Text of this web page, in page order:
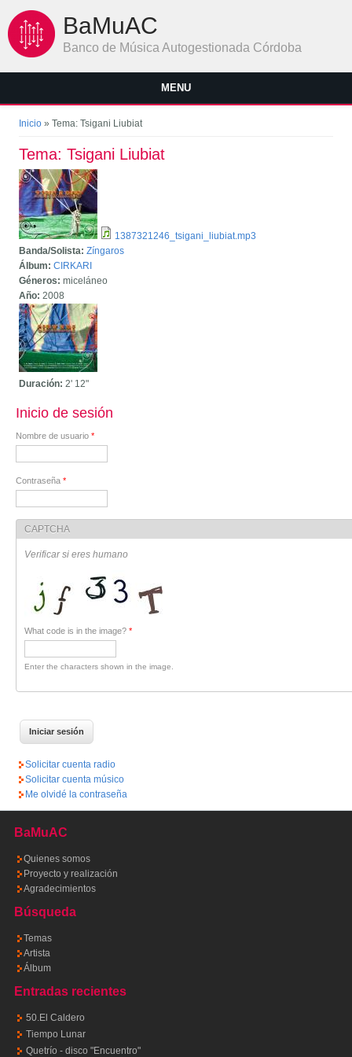
BaMuAC
Banco de Música Autogestionada Córdoba
MENU
Se encuentra usted aquí
Inicio » Tema: Tsigani Liubiat
Tema: Tsigani Liubiat
1387321246_tsigani_liubiat.mp3
Banda/Solista:Zíngaros
Álbum:CIRKARI
Géneros:miceláneo
Año:2008
Duración:2' 12"
Inicio de sesión
Nombre de usuario *
Contraseña *
CAPTCHA
Verificar si eres humano
What code is in the image? *
Enter the characters shown in the image.
Solicitar cuenta radio
Solicitar cuenta músico
Me olvidé la contraseña
BaMuAC
Quienes somos
Proyecto y realización
Agradecimientos
Búsqueda
Temas
Artista
Álbum
Entradas recientes
50.El Caldero
Tiempo Lunar
Quetrío - disco "Encuentro"